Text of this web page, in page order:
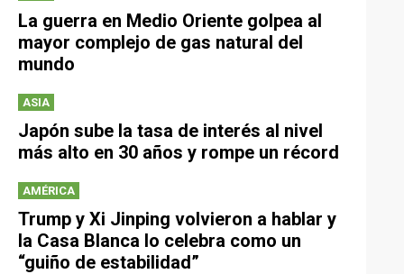
La guerra en Medio Oriente golpea al
mayor complejo de gas natural del
mundo
ASIA
Japón sube la tasa de interés al nivel
más alto en 30 años y rompe un récord
AMÉRICA
Trump y Xi Jinping volvieron a hablar y
la Casa Blanca lo celebra como un
“guiño de estabilidad”